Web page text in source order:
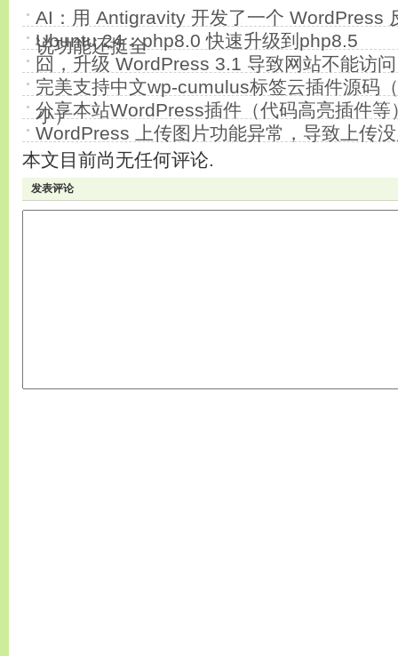
AI：用 Antigravity 开发了一个 WordPress
说功能还挺全
Ubuntu 24：php8.0 快速升级到php8.5
囧，升级 WordPress 3.1 导致网站不能访问
完美支持中文wp-cumulus标签云插件源码
小）
分享本站WordPress插件（代码高亮插件等
WordPress 上传图片功能异常，导致上传
本文目前尚无任何评论.
发表评论